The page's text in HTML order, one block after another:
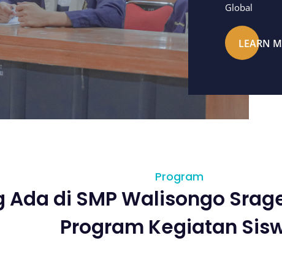
Global
LEARN
Program
di SMP Walisongo
Program Kegiatan